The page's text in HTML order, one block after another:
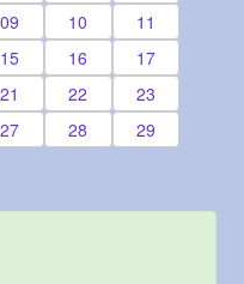
09 10
11
15 16
17
21 22
23
27 28
29